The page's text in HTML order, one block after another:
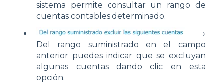
sistema permite consultar un rango de
cuentas contables determinado.
→
Del rango suministrado en el campo
anterior puedes indicar que se excluyan
algunas cuentas dando clic en esta
opción.